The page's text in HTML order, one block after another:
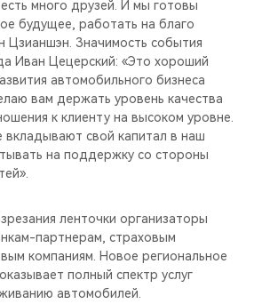
много друзей. И мы готовы
будущее, работать на благо
Цзианшэн. Значимость события
Иван Цецерский: «Это хороший
автомобильного бизнеса
вам держать уровень качества
к клиенту на высоком уровне.
свой капитал в наш
на поддержку со стороны
ленточки организаторы
партнерам, страховым
компаниям. Новое региональное
полный спектр услуг
автомобилей.